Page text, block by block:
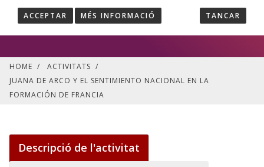
Día 13-05-2026 | Inscripció Tancada
Castellano
Activitat | Sense places disponibles
HOME / ACTIVITATS /
JUANA DE ARCO Y EL SENTIMIENTO NACIONAL EN LA
FORMACIÓN DE FRANCIA
Descripció de l'activitat
ACCEPTAR MÉS INFORMACIÓ TANCAR